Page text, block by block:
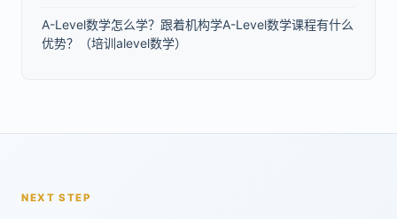
A-Level数学怎么学？跟着机构学A-Level数学课程有什么
优势？（培训alevel数学）
NEXT STEP